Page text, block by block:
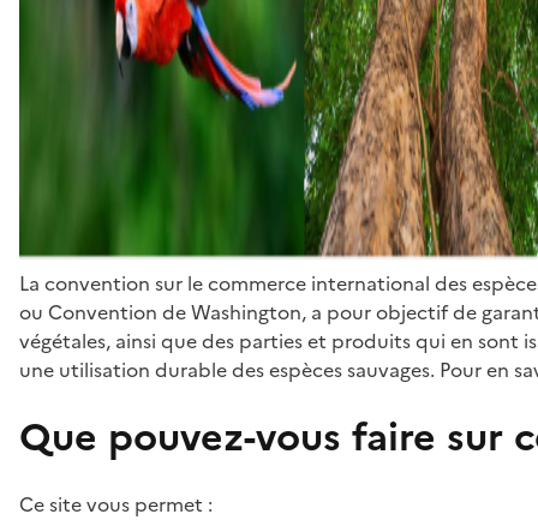
La convention sur le commerce international des
ou Convention de Washington, a pour objectif de
végétales, ainsi que des parties et produits qui en sont
une utilisation durable des espèces sauvages. Pour en
Que pouvez-vous faire sur
Ce site vous permet :